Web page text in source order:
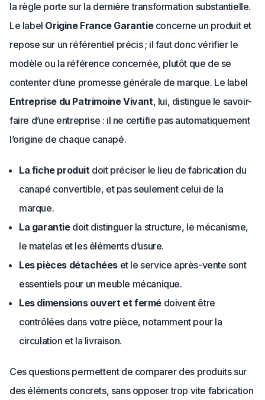
la règle porte sur la dernière transformation substantielle.
Le label Origine France Garantieconcerne un produit et
repose sur un référentiel précis ; il faut donc vérifier le
modèle ou la référence concernée, plutôt que de se
contenter d’une promesse générale de marque. Le label
Entreprise du Patrimoine Vivant, lui, distingue le savoir-
faire d’une entreprise : il ne certifie pas automatiquement
l’origine de chaque canapé.
La fiche produitdoit préciser le lieu de fabrication du
canapé convertible, et pas seulement celui de la
marque.
La garantiedoit distinguer la structure, le mécanisme,
le matelas et les éléments d’usure.
Les pièces détachées et le service après-vente sont
essentiels pour un meuble mécanique.
Les dimensions ouvert et fermé doivent être
contrôlées dans votre pièce, notamment pour la
circulation et la livraison.
Ces questions permettent de comparer des produits sur
des éléments concrets, sans opposer trop vite fabrication